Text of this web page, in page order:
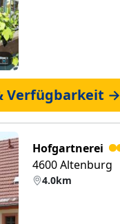
Verfügbarkeit →
Hofgartnerei
4600 Altenburg
4.0km